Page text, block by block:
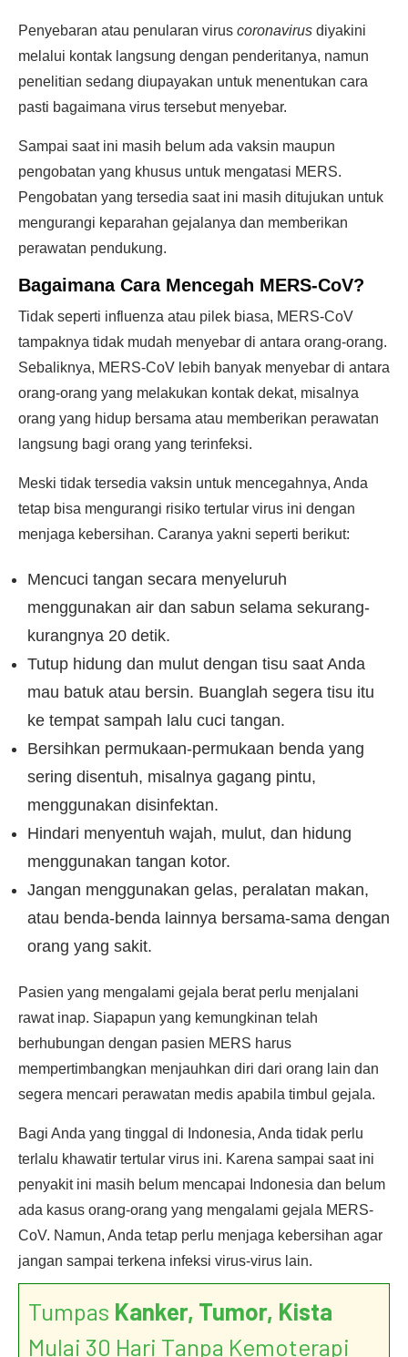
Penyebaran atau penularan virus coronavirus diyakini
melalui kontak langsung dengan penderitanya, namun
penelitian sedang diupayakan untuk menentukan cara
pasti bagaimana virus tersebut menyebar.
Sampai saat ini masih belum ada vaksin maupun
pengobatan yang khusus untuk mengatasi MERS.
Pengobatan yang tersedia saat ini masih ditujukan untuk
mengurangi keparahan gejalanya dan memberikan
perawatan pendukung.
Bagaimana CaraMencegah MERS-CoV?
Tidak seperti influenza atau pilek biasa, MERS-CoV
tampaknya tidak mudah menyebar di antara orang-orang.
Sebaliknya, MERS-CoV lebih banyak menyebar di antara
orang-orang yang melakukan kontak dekat, misalnya
orang yang hidup bersama atau memberikan perawatan
langsung bagi orang yang terinfeksi.
Meski tidak tersedia vaksin untuk mencegahnya, Anda
tetap bisa mengurangi risiko tertular virus ini dengan
menjaga kebersihan. Caranya yakni seperti berikut:
Mencuci tangan secara menyeluruh
menggunakan air dan sabun selama sekurang-
kurangnya 20 detik.
Tutup hidung dan mulut dengan tisu saat Anda
mau batuk atau bersin. Buanglah segera tisu itu
ke tempat sampah lalu cuci tangan.
Bersihkan permukaan-permukaan benda yang
sering disentuh, misalnya gagang pintu,
menggunakan disinfektan.
Hindari menyentuh wajah, mulut, dan hidung
menggunakan tangan kotor.
Jangan menggunakan gelas, peralatan makan,
atau benda-benda lainnya bersama-sama dengan
orang yang sakit.
Pasien yang mengalami gejala berat perlu menjalani
rawat inap. Siapapun yang kemungkinan telah
berhubungan dengan pasien MERS harus
mempertimbangkan menjauhkan diri dari orang lain dan
segera mencari perawatan medis apabila timbul gejala.
Bagi Anda yang tinggal di Indonesia, Anda tidak perlu
terlalu khawatir tertular virus ini. Karena sampai saat ini
penyakit ini masih belum mencapai Indonesia dan belum
ada kasus orang-orang yang mengalami gejala MERS-
CoV. Namun, Anda tetap perlu menjaga kebersihan agar
jangan sampai terkena infeksi virus-virus lain.
Tumpas Kanker, Tumor, Kista
Mulai 30 Hari Tanpa Kemoterapi